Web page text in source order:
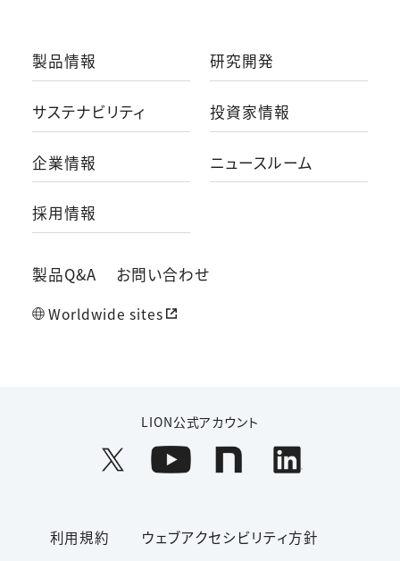
製品情報 研究開発
サステナビリティ 投資家情報
企業情報 ニュースルーム
採用情報
製品Q&A お問い合わせ
Worldwide sites
LION公式アカウント
利用規約 ウェブアクセシビリティ方針